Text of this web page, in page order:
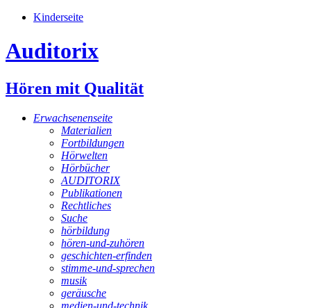
Kinderseite
Auditorix
Hören mit Qualität
Erwachsenenseite
Materialien
Fortbildungen
Hörwelten
Hörbücher
AUDITORIX
Publikationen
Rechtliches
Suche
hörbildung
hören-und-zuhören
geschichten-erfinden
stimme-und-sprechen
musik
geräusche
medien-und-technik